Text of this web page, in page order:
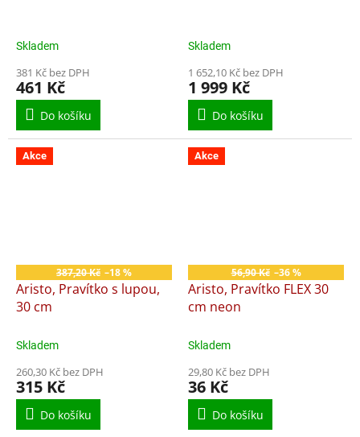
Skladem
381 Kč bez DPH
461 Kč
Do košíku
Skladem
1 652,10 Kč bez DPH
1 999 Kč
Do košíku
Akce
387,20 Kč –18 %
Aristo, Pravítko s lupou,
30 cm
Skladem
260,30 Kč bez DPH
315 Kč
Do košíku
Akce
56,90 Kč –36 %
Aristo, Pravítko FLEX 30
cm neon
Skladem
29,80 Kč bez DPH
36 Kč
Do košíku